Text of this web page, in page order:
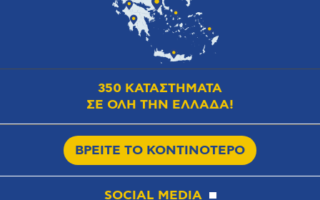
350 ΚΑΤΑΣΤΗΜΑΤΑ
ΣΕ ΟΛΗ ΤΗΝ ΕΛΛΑΔΑ!
ΒΡΕΙΤΕ ΤΟ ΚΟΝΤΙΝΟΤΕΡΟ
SOCIAL MEDIA